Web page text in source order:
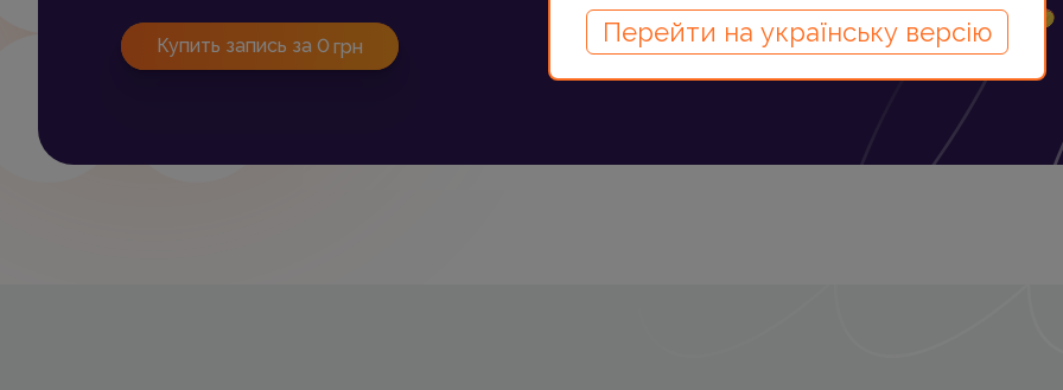
Купить запись за 0грн Перейти на українську версію